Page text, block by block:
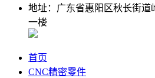
地址：广东省惠阳区秋长街道
一楼
首页
CNC精密零件